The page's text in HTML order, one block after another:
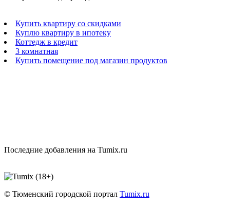
Купить квартиру со скидками
Куплю квартиру в ипотеку
Коттедж в кредит
3 комнатная
Купить помещение под магазин продуктов
Последние добавления на Tumix.ru
© Тюменский городской портал Tumix.ru